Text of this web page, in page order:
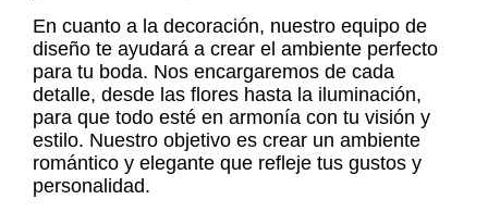
En cuanto a la decoración, nuestro equipo de
diseño te ayudará a crear el ambiente perfecto
para tu boda. Nos encargaremos de cada
detalle, desde las flores hasta la iluminación,
para que todo esté en armonía con tu visión y
estilo. Nuestro objetivo es crear un ambiente
romántico y elegante que refleje tus gustos y
personalidad.